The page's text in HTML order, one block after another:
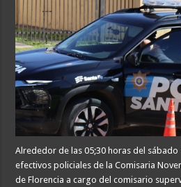
Alrededor de las 05;30 horas del sábado
efectivos policiales de la Comisaria
de Florencia a cargo del comisario